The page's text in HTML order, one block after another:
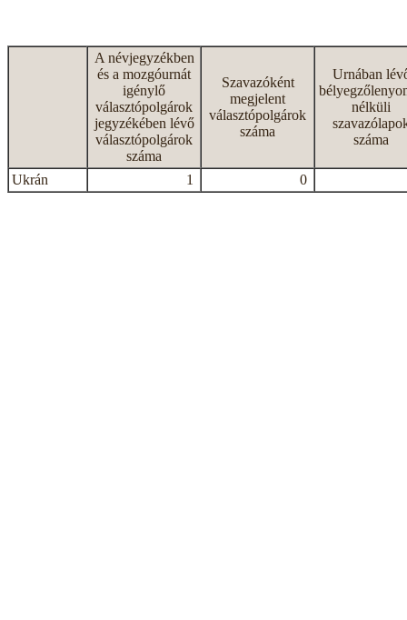
A névjegyzékben
és a mozgóurnát
igénylő
választópolgárok
jegyzékében lévő
választópolgárok
száma
Szavazóként
megjelent
választópolgárok
száma
Urnában
nélküli
száma
Ukrán 1 0